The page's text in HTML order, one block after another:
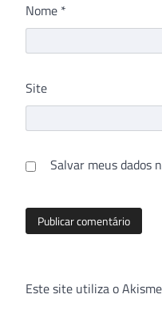
Nome *
Site
Salvar meus dados
Este site utiliza o